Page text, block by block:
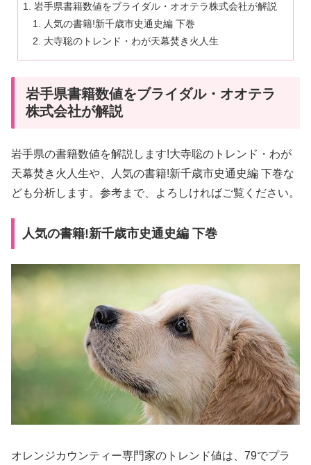
岩手県書籍数値をブライダル・オオテラ株式会社が解説
人気の書籍!新千歳市史通史編 下巻
大寺聡のトレンド・わが天幕焚き火人生
岩手県書籍数値をブライダル・オオテラ
株式会社が解説
岩手県の書籍数値を解説します!大寺聡のトレンド・わが
天幕焚き火人生や、人気の書籍!新千歳市史通史編 下巻な
ども分析します。参考まで、よろしければご覧ください。
人気の書籍!新千歳市史通史編 下巻
オレンジカウンティー専門家のトレンド値は、79でプラ